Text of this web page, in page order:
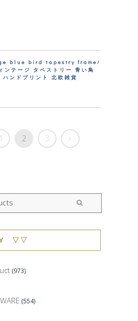
blue bird tapestry frame/
ンテージ タペストリー 青い鳥
ンドプリント 北欧雑貨
1 2 3
▽▽
(973)
(554)